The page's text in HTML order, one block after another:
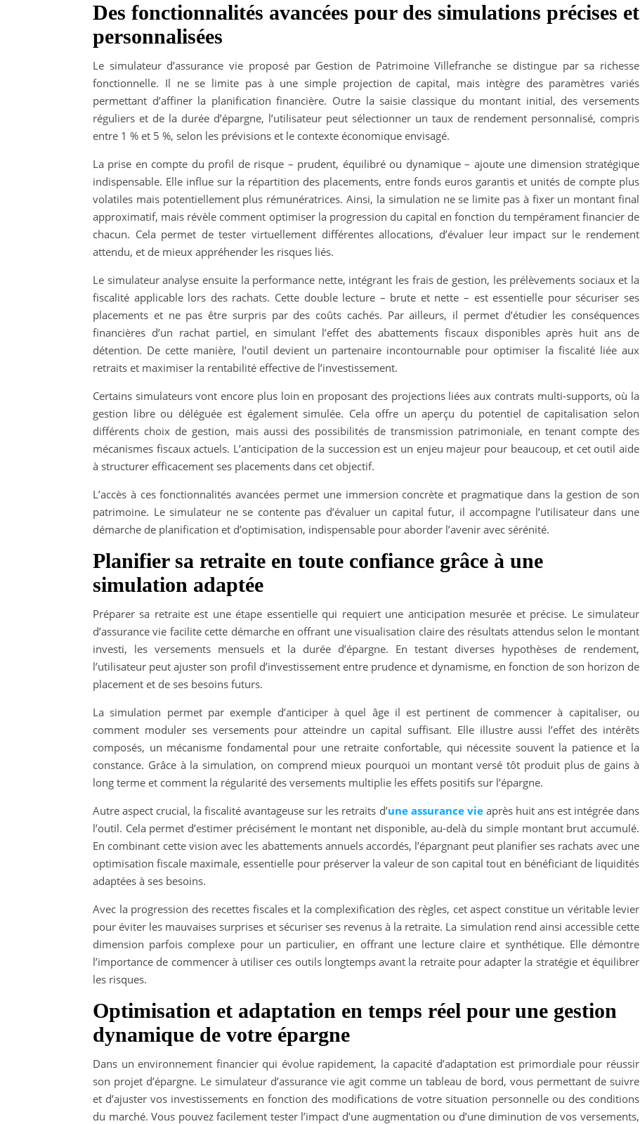
Des fonctionnalités avancées pour des simulations précises et
personnalisées
Le simulateur d’assurance vie proposé par Gestion de Patrimoine Villefranche se distingue par sa richesse
fonctionnelle. Il ne se limite pas à une simple projection de capital, mais intègre des paramètres variés
permettant d’affiner la planification financière. Outre la saisie classique du montant initial, des versements
réguliers et de la durée d’épargne, l’utilisateur peut sélectionner un taux de rendement personnalisé, compris
entre 1 % et 5 %, selon les prévisions et le contexte économique envisagé.
La prise en compte du profil de risque – prudent, équilibré ou dynamique – ajoute une dimension stratégique
indispensable. Elle influe sur la répartition des placements, entre fonds euros garantis et unités de compte plus
volatiles mais potentiellement plus rémunératrices. Ainsi, la simulation ne se limite pas à fixer un montant final
approximatif, mais révèle comment optimiser la progression du capital en fonction du tempérament financier de
chacun. Cela permet de tester virtuellement différentes allocations, d’évaluer leur impact sur le rendement
attendu, et de mieux appréhender les risques liés.
Le simulateur analyse ensuite la performance nette, intégrant les frais de gestion, les prélèvements sociaux et la
fiscalité applicable lors des rachats. Cette double lecture – brute et nette – est essentielle pour sécuriser ses
placements et ne pas être surpris par des coûts cachés. Par ailleurs, il permet d’étudier les conséquences
financières d’un rachat partiel, en simulant l’effet des abattements fiscaux disponibles après huit ans de
détention. De cette manière, l’outil devient un partenaire incontournable pour optimiser la fiscalité liée aux
retraits et maximiser la rentabilité effective de l’investissement.
Certains simulateurs vont encore plus loin en proposant des projections liées aux contrats multi-supports, où la
gestion libre ou déléguée est également simulée. Cela offre un aperçu du potentiel de capitalisation selon
différents choix de gestion, mais aussi des possibilités de transmission patrimoniale, en tenant compte des
mécanismes fiscaux actuels. L’anticipation de la succession est un enjeu majeur pour beaucoup, et cet outil aide
à structurer efficacement ses placements dans cet objectif.
L’accès à ces fonctionnalités avancées permet une immersion concrète et pragmatique dans la gestion de son
patrimoine. Le simulateur ne se contente pas d’évaluer un capital futur, il accompagne l’utilisateur dans une
démarche de planification et d’optimisation, indispensable pour aborder l’avenir avec sérénité.
Planifier sa retraite en toute confiance grâce à une
simulation adaptée
Préparer sa retraite est une étape essentielle qui requiert une anticipation mesurée et précise. Le simulateur
d’assurance vie facilite cette démarche en offrant une visualisation claire des résultats attendus selon le montant
investi, les versements mensuels et la durée d’épargne. En testant diverses hypothèses de rendement,
l’utilisateur peut ajuster son profil d’investissement entre prudence et dynamisme, en fonction de son horizon de
placement et de ses besoins futurs.
La simulation permet par exemple d’anticiper à quel âge il est pertinent de commencer à capitaliser, ou
comment moduler ses versements pour atteindre un capital suffisant. Elle illustre aussi l’effet des intérêts
composés, un mécanisme fondamental pour une retraite confortable, qui nécessite souvent la patience et la
constance. Grâce à la simulation, on comprend mieux pourquoi un montant versé tôt produit plus de gains à
long terme et comment la régularité des versements multiplie les effets positifs sur l’épargne.
Autre aspect crucial, la fiscalité avantageuse sur les retraits d’une assurance vieaprès huit ans est intégrée dans
l’outil. Cela permet d’estimer précisément le montant net disponible, au-delà du simple montant brut accumulé.
En combinant cette vision avec les abattements annuels accordés, l’épargnant peut planifier ses rachats avec une
optimisation fiscale maximale, essentielle pour préserver la valeur de son capital tout en bénéficiant de liquidités
adaptées à ses besoins.
Avec la progression des recettes fiscales et la complexification des règles, cet aspect constitue un véritable levier
pour éviter les mauvaises surprises et sécuriser ses revenus à la retraite. La simulation rend ainsi accessible cette
dimension parfois complexe pour un particulier, en offrant une lecture claire et synthétique. Elle démontre
l’importance de commencer à utiliser ces outils longtemps avant la retraite pour adapter la stratégie et équilibrer
les risques.
Optimisation et adaptation en temps réel pour une gestion
dynamique de votre épargne
Dans un environnement financier qui évolue rapidement, la capacité d’adaptation est primordiale pour réussir
son projet d’épargne. Le simulateur d’assurance vie agit comme un tableau de bord, vous permettant de suivre
et d’ajuster vos investissements en fonction des modifications de votre situation personnelle ou des conditions
du marché. Vous pouvez facilement tester l’impact d’une augmentation ou d’une diminution de vos versements,